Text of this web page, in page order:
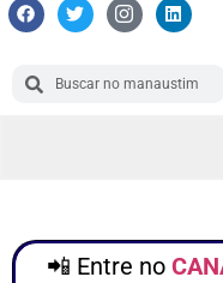
📲 Entre no